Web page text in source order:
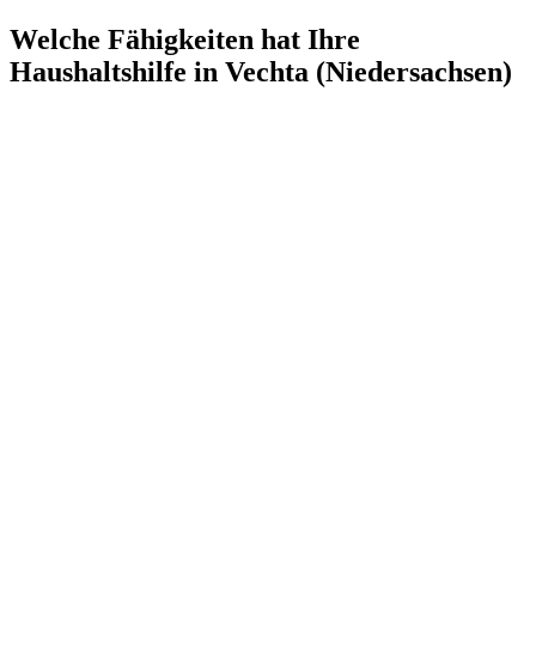
Welche Fähigkeiten hat Ihre
Haushaltshilfe in Vechta (Niedersachsen)